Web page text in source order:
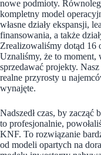
nowe podmioty.
kompletny model
własne działy ekspansji,
finansowania, a także
Zrealizowaliśmy dotąd 16
Uznaliśmy, że to moment,
sprzedawać projekty.
realne przyrosty u
wynajęte.
Nadszedł czas, by
to profesjonalnie,
KNF. To rozwiązanie
od modeli opartych na